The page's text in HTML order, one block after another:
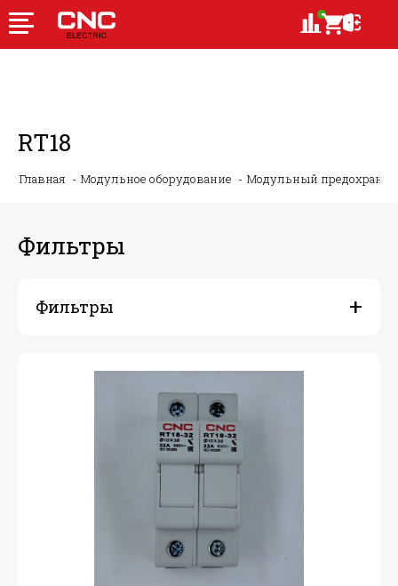
RT18
Главная Модульное оборудование Модульный
Фильтры
Фильтры